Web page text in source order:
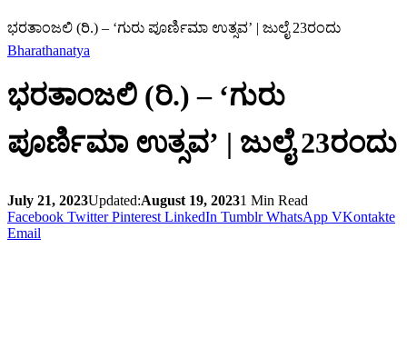
ಭರತಾಂಜಲಿ (ರಿ.) – ‘ಗುರು ಪೂರ್ಣಿಮಾ ಉತ್ಸವ’ | ಜುಲೈ 23ರಂದು
Bharathanatya
ಭರತಾಂಜಲಿ (ರಿ.) – ‘ಗುರು
ಪೂರ್ಣಿಮಾ ಉತ್ಸವ’ | ಜುಲೈ 23ರಂದು
July 21, 2023Updated:August 19, 20231 Min Read
Facebook Twitter Pinterest LinkedIn Tumblr WhatsApp VKontakte
Email